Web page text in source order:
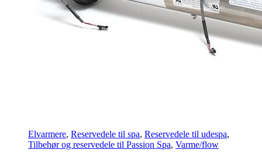
Elvarmere, Reservedele til spa, Reservedele til udespa,
Tilbehør og reservedele til Passion Spa, Varme/flow